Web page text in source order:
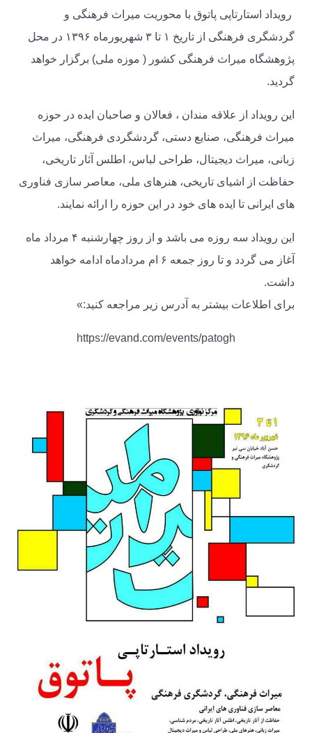
رویداد استارتاپی پاتوق با محوریت میراث فرهنگی و
گردشگری فرهنگی از تاریخ ۱ تا ۳ شهریورماه ۱۳۹۶ در محل
پژوهشگاه میراث فرهنگی کشور ( موزه ملی) برگزار خواهد
گردید.
این رویداد از علاقه مندان ، فعالان و صاحبان ایده در حوزه
میراث فرهنگی، صنایع دستی، گردشگردی فرهنگی، میراث
زبانی، میراث دیجیتال، طراحی لباس، اطلس آثار تاریخی،
حفاظت از اشیای تاریخی، هنرهای ملی، معاصر سازی فناوری
های ایرانی تا ایده های خود در این حوزه را ارائه نمایند.
این رویداد سه روزه می باشد و از روز چهارشنبه ۴ مرداد ماه
آغاز می گردد و تا روز جمعه ۶ ام مردادماه ادامه خواهد
داشت.
برای اطلاعات بیشتر به آدرس زیر مراجعه کنید:»
https://evand.com/events/patogh